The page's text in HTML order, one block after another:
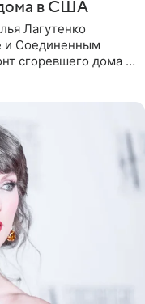
в США
Лагутенко
и Соединенным
сгоревшего дома в